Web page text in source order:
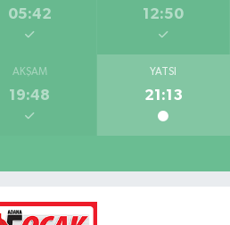
05:42 12:50
AKŞAM
19:48
YATSI
21:13